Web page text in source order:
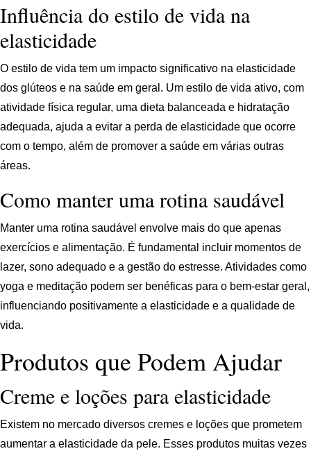
Influência do estilo de vida na
elasticidade
O estilo de vida tem um impacto significativo na elasticidade
dos glúteos e na saúde em geral. Um estilo de vida ativo, com
atividade física regular, uma dieta balanceada e hidratação
adequada, ajuda a evitar a perda de elasticidade que ocorre
com o tempo, além de promover a saúde em várias outras
áreas.
Como manter uma rotina saudável
Manter uma rotina saudável envolve mais do que apenas
exercícios e alimentação. É fundamental incluir momentos de
lazer, sono adequado e a gestão do estresse. Atividades como
yoga e meditação podem ser benéficas para o bem-estar geral,
influenciando positivamente a elasticidade e a qualidade de
vida.
Produtos que Podem Ajudar
Creme e loções para elasticidade
Existem no mercado diversos cremes e loções que prometem
aumentar a elasticidade da pele. Esses produtos muitas vezes